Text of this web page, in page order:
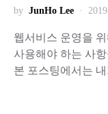
by JunHo Lee
웹서비스 운영을
사용해야 하는 사
본 포스팅에서는